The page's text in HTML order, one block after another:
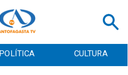
POLÍTICA CULTURA